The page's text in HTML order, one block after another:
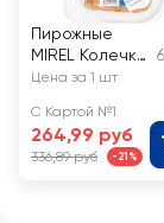
Пирожные
MIREL Колечки
с творогом,
Цена за 1 шт
С Картой №1
264,99 руб
336,89 руб -21%